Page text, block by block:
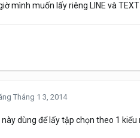
mình muốn lấy riêng LINE và
Tháng 1 3, 2014
này dùng để lấy tập chọn theo 1